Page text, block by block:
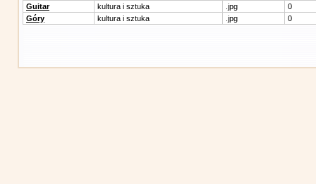
Guitar
kultura i sztuka .jpg
0
Góry
kultura i sztuka .jpg 0